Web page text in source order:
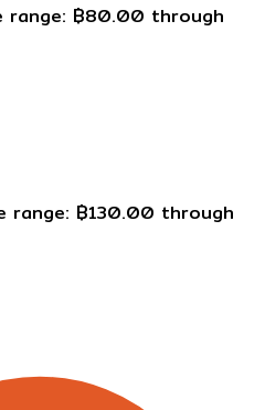
range: ฿80.00 through
range: ฿130.00 through